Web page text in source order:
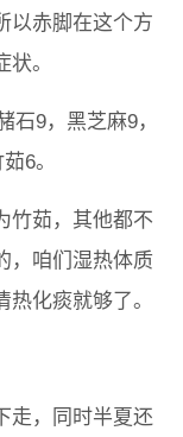
以赤脚在这个方
。
石9，黑芝麻9，
6。
竹茹，其他都不
，咱们湿热体质
化痰就够了。
走，同时半夏还